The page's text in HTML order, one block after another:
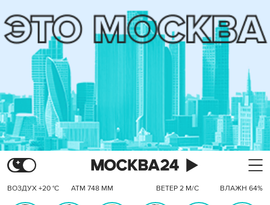
ВОЗДУХ +20 °C АТМ 748 ММ ВЕТЕР 2 М/С ВЛАЖН 64%